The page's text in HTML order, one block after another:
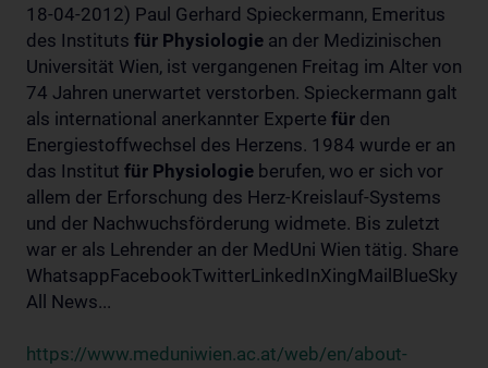
18-04-2012) Paul Gerhard Spieckermann, Emeritus
des Instituts für Physiologie an der Medizinischen
Universität Wien, ist vergangenen Freitag im Alter von
74 Jahren unerwartet verstorben. Spieckermann galt
als international anerkannter Experte für den
Energiestoffwechsel des Herzens. 1984 wurde er an
das Institut für Physiologie berufen, wo er sich vor
allem der Erforschung des Herz-Kreislauf-Systems
und der Nachwuchsförderung widmete. Bis zuletzt
war er als Lehrender an der MedUni Wien tätig. Share
WhatsappFacebookTwitterLinkedInXingMailBlueSky
All News...
https://www.meduniwien.ac.at/web/en/about-